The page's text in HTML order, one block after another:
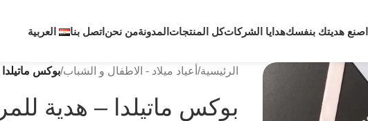
اصنع هديتك بنفسكهدايا الشركاتكل المنتجات المدونةمن نحن اتصل بنا العربية
الرئيسية/ أعياد ميلاد - الاطفال و الشباب/بوكس
بوكس ماتيلدا – هدية